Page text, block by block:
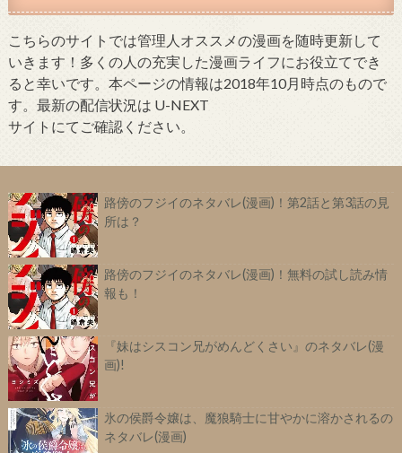
こちらのサイトでは管理人オススメの漫画を随時更新して
いきます！多くの人の充実した漫画ライフにお役立てでき
ると幸いです。本ページの情報は2018年10月時点のもので
す。最新の配信状況は U-NEXT
サイトにてご確認ください。
路傍のフジイのネタバレ(漫画)！第2話と第3話の見
所は？
路傍のフジイのネタバレ(漫画)！無料の試し読み情
報も！
『妹はシスコン兄がめんどくさい』のネタバレ(漫
画)!
氷の侯爵令嬢は、魔狼騎士に甘やかに溶かされるの
ネタバレ(漫画)